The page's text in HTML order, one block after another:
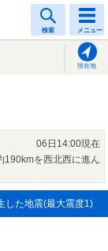
検索 メニュー
現在地
06日14:00現在
190kmを西北西に進ん
した地震(最大震度1)